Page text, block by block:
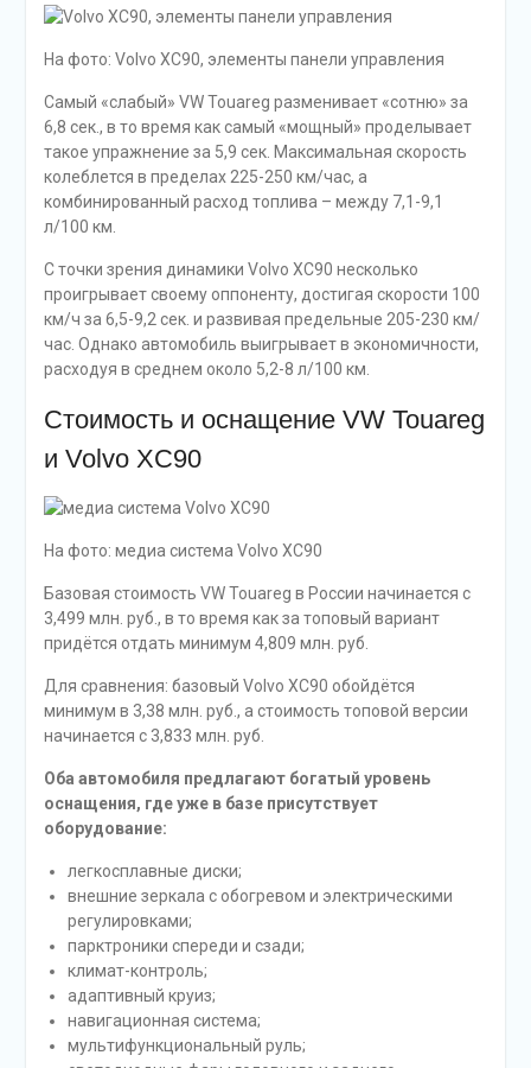
На фото: Volvo XC90, элементы панели управления
Самый «слабый» VW Touareg разменивает «сотню» за
6,8 сек., в то время как самый «мощный» проделывает
такое упражнение за 5,9 сек. Максимальная скорость
колеблется в пределах 225-250 км/час, а
комбинированный расход топлива – между 7,1-9,1
л/100 км.
С точки зрения динамики Volvo XC90 несколько
проигрывает своему оппоненту, достигая скорости 100
км/ч за 6,5-9,2 сек. и развивая предельные 205-230 км/
час. Однако автомобиль выигрывает в экономичности,
расходуя в среднем около 5,2-8 л/100 км.
Стоимость и оснащение VW Touareg
и Volvo XC90
На фото: медиа система Volvo XC90
Базовая стоимость VW Touareg в России начинается с
3,499 млн. руб., в то время как за топовый вариант
придётся отдать минимум 4,809 млн. руб.
Для сравнения: базовый Volvo XC90 обойдётся
минимум в 3,38 млн. руб., а стоимость топовой версии
начинается с 3,833 млн. руб.
Оба автомобиля предлагают богатый уровень
оснащения, где уже в базе присутствует
оборудование:
легкосплавные диски;
внешние зеркала с обогревом и электрическими
регулировками;
парктроники спереди и сзади;
климат-контроль;
адаптивный круиз;
навигационная система;
мультифункциональный руль;